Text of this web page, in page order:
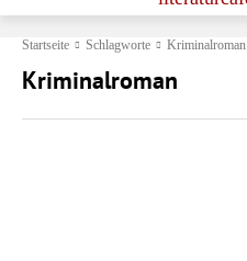
Startseite Schlagworte Kriminalroman
Kriminalroman